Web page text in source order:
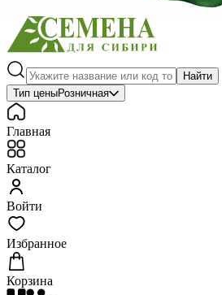
Найти
Тип ценыРозничная
Главная
Каталог
Войти
Избранное
Корзина